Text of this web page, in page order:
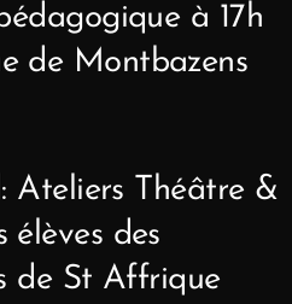
à 17h
de Montbazens
Ateliers Théâtre &
élèves des
de St Affrique